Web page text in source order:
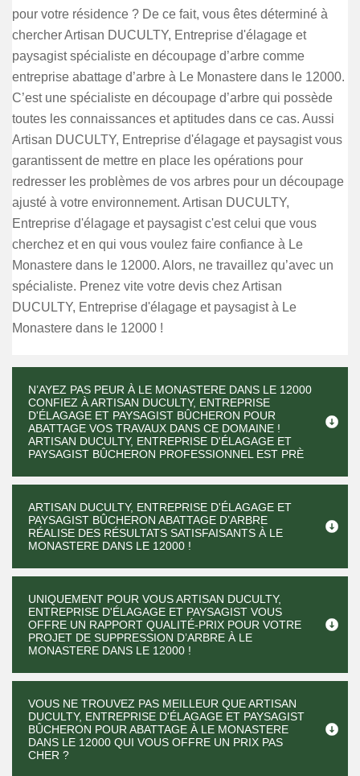
pour votre résidence ? De ce fait, vous êtes déterminé à
chercher Artisan DUCULTY, Entreprise d'élagage et
paysagist spécialiste en découpage d’arbre comme
entreprise abattage d’arbre à Le Monastere dans le 12000.
C’est une spécialiste en découpage d’arbre qui possède
toutes les connaissances et aptitudes dans ce cas. Aussi
Artisan DUCULTY, Entreprise d'élagage et paysagist vous
garantissent de mettre en place les opérations pour
redresser les problèmes de vos arbres pour un découpage
ajusté à votre environnement. Artisan DUCULTY,
Entreprise d'élagage et paysagist c'est celui que vous
cherchez et en qui vous voulez faire confiance à Le
Monastere dans le 12000. Alors, ne travaillez qu’avec un
spécialiste. Prenez vite votre devis chez Artisan
DUCULTY, Entreprise d'élagage et paysagist à Le
Monastere dans le 12000 !
N’AYEZ PAS PEUR À LE MONASTERE DANS LE 12000
CONFIEZ À ARTISAN DUCULTY, ENTREPRISE
D'ÉLAGAGE ET PAYSAGIST BÛCHERON POUR
ABATTAGE VOS TRAVAUX DANS CE DOMAINE !
ARTISAN DUCULTY, ENTREPRISE D'ÉLAGAGE ET
PAYSAGIST BÛCHERON PROFESSIONNEL EST PRÈ
ARTISAN DUCULTY, ENTREPRISE D'ÉLAGAGE ET
PAYSAGIST BÛCHERON ABATTAGE D’ARBRE
RÉALISE DES RÉSULTATS SATISFAISANTS À LE
MONASTERE DANS LE 12000 !
UNIQUEMENT POUR VOUS ARTISAN DUCULTY,
ENTREPRISE D'ÉLAGAGE ET PAYSAGIST VOUS
OFFRE UN RAPPORT QUALITÉ-PRIX POUR VOTRE
PROJET DE SUPPRESSION D’ARBRE À LE
MONASTERE DANS LE 12000 !
VOUS NE TROUVEZ PAS MEILLEUR QUE ARTISAN
DUCULTY, ENTREPRISE D'ÉLAGAGE ET PAYSAGIST
BÛCHERON POUR ABATTAGE À LE MONASTERE
DANS LE 12000 QUI VOUS OFFRE UN PRIX PAS
CHER ?